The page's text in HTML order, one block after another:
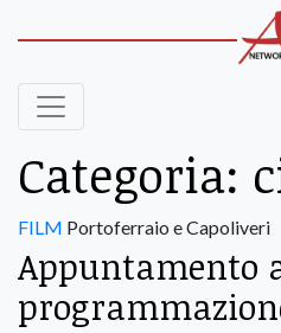
Categoria:
FILM Portoferraio e Capoliveri
Appuntamento